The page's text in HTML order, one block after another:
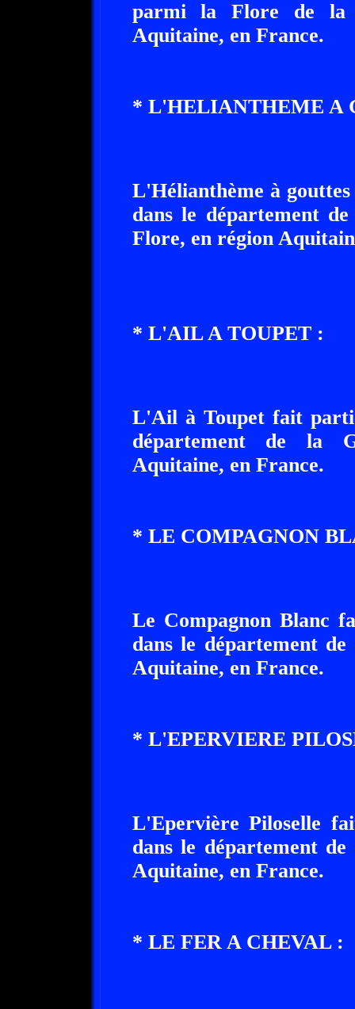
parmi la Flore de la
Aquitaine, en France.
* L'HELIANTHEME A
L'Hélianthème à
dans le département
Flore, en région
* L'AIL A TOUPET :
L'Ail à Toupet fait
département de la
Aquitaine, en France.
* LE COMPAGNON
Le Compagnon Blanc
dans le département
Aquitaine, en France.
* L'EPERVIERE
L'Epervière Piloselle
dans le département
Aquitaine, en France.
* LE FER A CHEVAL :